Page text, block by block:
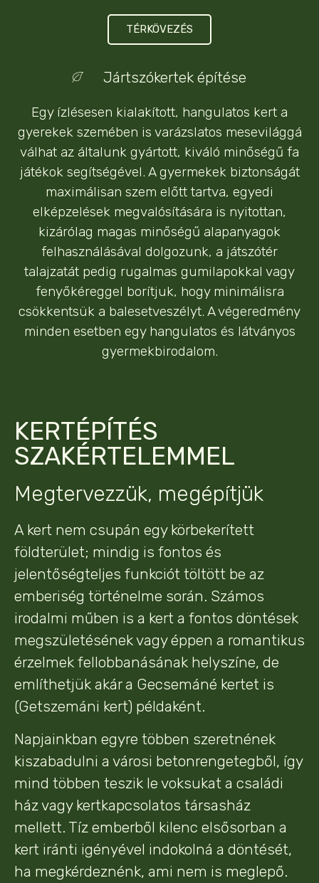
TÉRKÖVEZÉS
Jártszókertek építése
Egy ízlésesen kialakított, hangulatos kert a
gyerekek szemében is varázslatos mesevilággá
válhat az általunk gyártott, kiváló minőségű fa
játékok segítségével. A gyermekek biztonságát
maximálisan szem előtt tartva, egyedi
elképzelések megvalósítására is nyitottan,
kizárólag magas minőségű alapanyagok
felhasználásával dolgozunk, a játszótér
talajzatát pedig rugalmas gumilapokkal vagy
fenyőkéreggel borítjuk, hogy minimálisra
csökkentsük a balesetveszélyt. A végeredmény
minden esetben egy hangulatos és látványos
gyermekbirodalom.
KERTÉPÍTÉS
SZAKÉRTELEMMEL
Megtervezzük, megépítjük
A kert nem csupán egy körbekerített
földterület; mindig is fontos és
jelentőségteljes funkciót töltött be az
emberiség történelme során. Számos
irodalmi műben is a kert a fontos döntések
megszületésének vagy éppen a romantikus
érzelmek fellobbanásának helyszíne, de
említhetjük akár a Gecsemáné kertet is
(Getszemáni kert) példaként.
Napjainkban egyre többen szeretnének
kiszabadulni a városi betonrengetegből, így
mind többen teszik le voksukat a családi
ház vagy kertkapcsolatos társasház
mellett. Tíz emberből kilenc elsősorban a
kert iránti igényével indokolná a döntését,
ha megkérdeznénk, ami nem is meglepő.